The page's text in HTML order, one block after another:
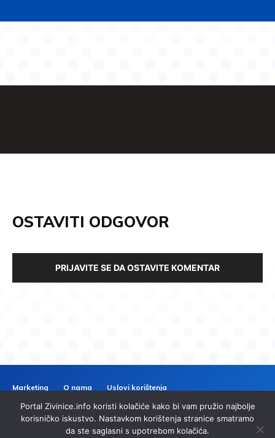
OSTAVITI ODGOVOR
PRIJAVITE SE DA OSTAVITE KOMENTAR
Marketing O nama
Uslovi korištenja
Politika privatnosti
Kontakt
ZIVINICEINFO
Portal Zivinice.info koristi kolačiće kako bi vam pružio najbolje
korisničko iskustvo. Nastavkom korištenja stranice smatramo
da ste saglasni s upotrebom kolačića.